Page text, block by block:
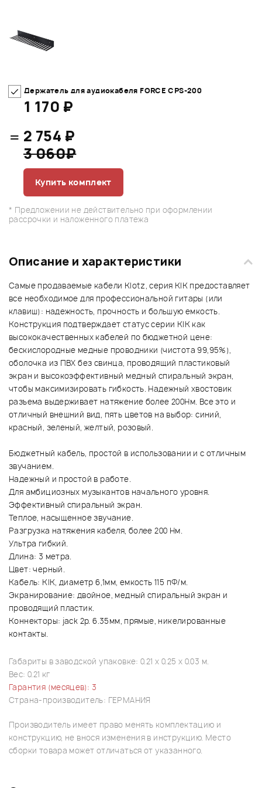
Держатель для аудиокабеля FORCE CPS-200
1 170 ₽
= 2 754 ₽
3 060₽
Купить комплект
* Предложении не действительно при оформлении
рассрочки и наложенного платежа
Описание и характеристики
Самые продаваемые кабели Klotz, серия KIK предоставляет
все необходимое для профессиональной гитары (или
клавиш): надежность, прочность и большую емкость.
Конструкция подтверждает статус серии KIK как
высококачественных кабелей по бюджетной цене:
бескислородные медные проводники (чистота 99,95%),
оболочка из ПВХ без свинца, проводящий пластиковый
экран и высокоэффективный медный спиральный экран,
чтобы максимизировать гибкость. Надежный хвостовик
разъема выдерживает натяжение более 200Нм. Все это и
отличный внешний вид, пять цветов на выбор: синий,
красный, зеленый, желтый, розовый.
Бюджетный кабель, простой в использовании и с отличным
звучанием.
Надежный и простой в работе.
Для амбициозных музыкантов начального уровня.
Эффективный спиральный экран.
Теплое, насыщенное звучание.
Разгрузка натяжения кабеля, более 200 Нм.
Ультра гибкий.
Длина: 3 метра.
Цвет: черный.
Кабель: KIK, диаметр 6,1мм, емкость 115 пФ/м.
Экранирование: двойное, медный спиральный экран и
проводящий пластик.
Коннекторы: jack 2p. 6.35мм, прямые, никелированные
контакты.
Габариты в заводской упаковке: 0.21 x 0.25 x 0.03 м.
Вес: 0.21 кг
Гарантия (месяцев): 3
Страна-производитель: ГЕРМАНИЯ
Производитель имеет право менять комплектацию и
конструкцию, не внося изменения в инструкцию. Место
сборки товара может отличаться от указанного.